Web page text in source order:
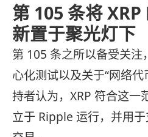
第 105 条将
新置于聚光灯下
第 105 条之所以备受关注
心化测试以及关于“网络代
持者认为，XRP 符合这一
立于 Ripple 运行，并用